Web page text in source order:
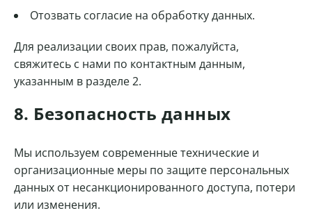
Отозвать согласие на обработку данных.
Для реализации своих прав, пожалуйста,
свяжитесь с нами по контактным данным,
указанным в разделе 2.
8. Безопасность данных
Мы используем современные технические и
организационные меры по защите персональных
данных от несанкционированного доступа, потери
или изменения.